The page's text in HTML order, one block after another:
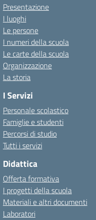
Presentazione
I luoghi
Le persone
I numeri della scuola
Le carte della scuola
Organizzazione
La storia
I Servizi
Personale scolastico
Famiglie e studenti
Percorsi di studio
Tutti i servizi
Didattica
Offerta formativa
I progetti della scuola
Materiali e altri documenti
Laboratori